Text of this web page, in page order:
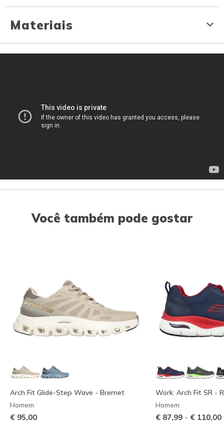
Materiais
Você também pode gostar
Arch Fit Glide-Step Wave - Bremet
Homem
€ 95,00
Work: Arch Fit SR -
Homem
€ 87,99 - € 110,00